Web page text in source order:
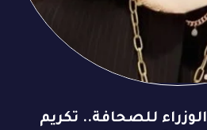
للصحافة.. تكريم